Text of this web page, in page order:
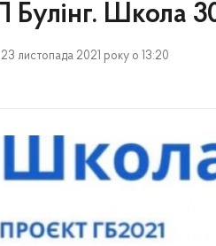
Школа
листопада 2021 року о 13:20